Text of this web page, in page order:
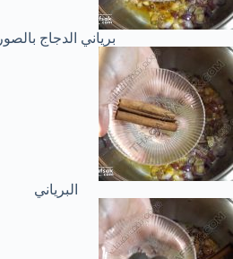
برياني الدجاج بالصور
البرياني